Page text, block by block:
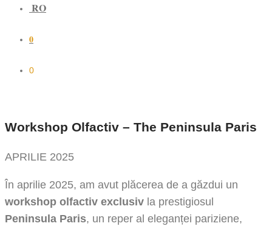
RO
0
0
Workshop Olfactiv – The Peninsula Paris
APRILIE 2025
În aprilie 2025, am avut plăcerea de a găzdui un
workshop olfactiv exclusiv la prestigiosul
Peninsula Paris, un reper al eleganței pariziene,